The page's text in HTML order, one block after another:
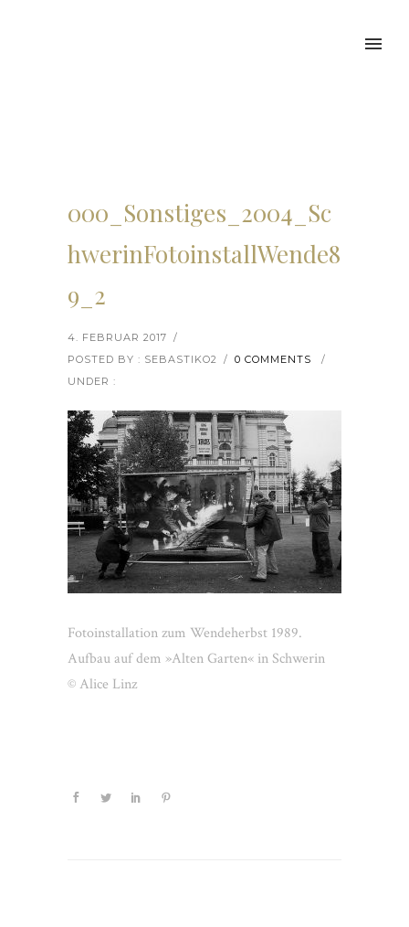
000_Sonstiges_2004_Sc
hwerinFotoinstallWende8
9_2
4. FEBRUAR 2017 /
POSTED BY : SEBASTIKO2 / 0 COMMENTS
/
UNDER :
Fotoinstallation zum Wendeherbst 1989.
Aufbau auf dem »Alten Garten« in Schwerin
© Alice Linz